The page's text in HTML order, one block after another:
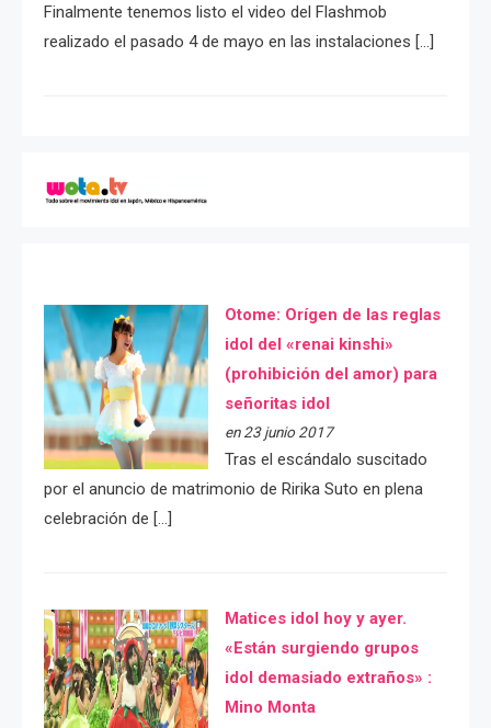
Finalmente tenemos listo el video del Flashmob
realizado el pasado 4 de mayo en las instalaciones […]
Otome: Orígen de las reglas
idol del «renai kinshi»
(prohibición del amor) para
señoritas idol
en 23 junio 2017
Tras el escándalo suscitado
por el anuncio de matrimonio de Ririka Suto en plena
celebración de […]
Matices idol hoy y ayer.
«Están surgiendo grupos
idol demasiado extraños» :
Mino Monta